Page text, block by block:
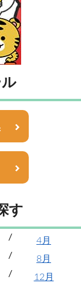
す
4月
8月
12月